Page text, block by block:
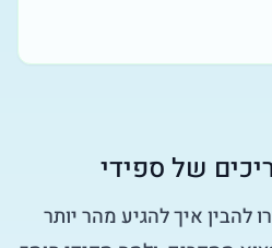
של ספידי
להבין איך להגיע מהר יותר